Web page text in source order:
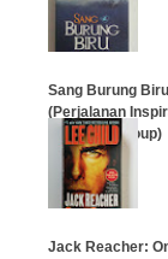
Sang Burung Biru
(Perjalanan
Blue Bird Group)
…
Jack Reacher: